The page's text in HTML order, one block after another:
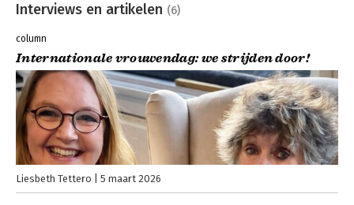
Interviews en artikelen (6)
column
Internationale vrouwendag: we strijden door!
Liesbeth Tettero 5 maart 2026